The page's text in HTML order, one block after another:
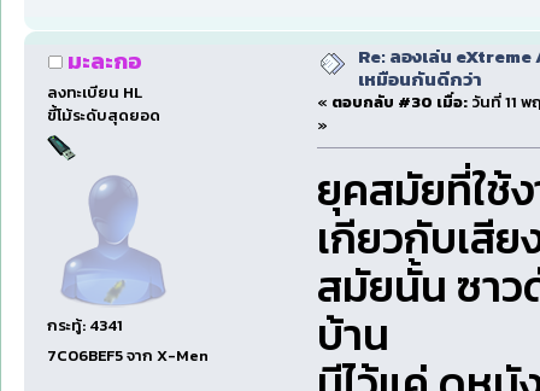
มะละกอ
ลงทะเบียน HL
ขี้โม้ระดับสุดยอด
กระทู้: 4341
7C06BEF5 จาก X-Men
Re: ลองเล่น
เหมือนกันดีกว่า
« ตอบกลับ #30 เมื่อ: วันที่ 11 พ
»
ยุคสมัยที่ใช้
เกียวกับเสี
สมัยนั้น ซาว
บ้าน